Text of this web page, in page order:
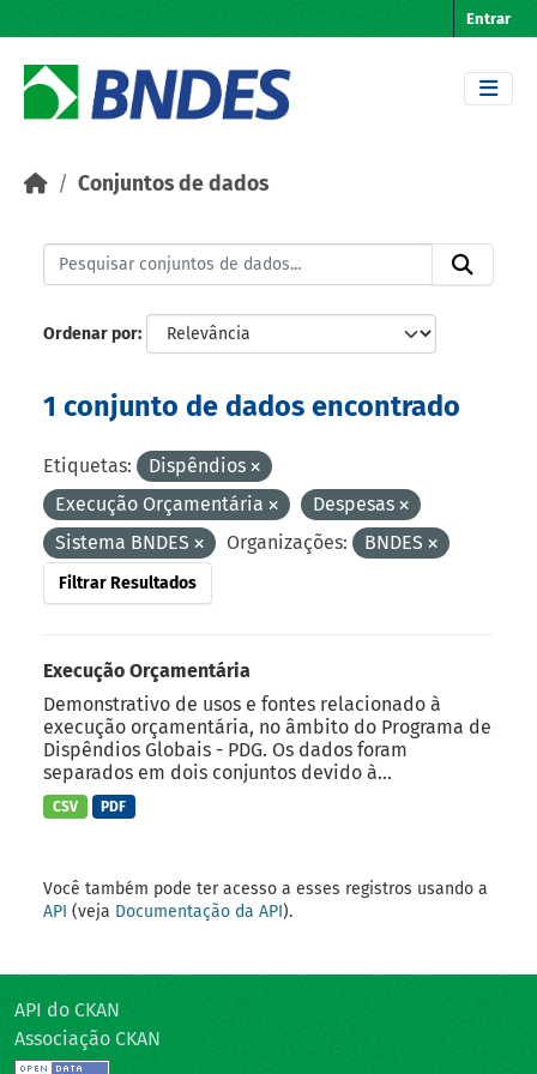
Entrar
Conjuntos de dados
Ordenar por
1 conjunto de dados encontrado
Etiquetas:
Dispêndios
Execução Orçamentária
Despesas
Sistema BNDES
Organizações: BNDES
Filtrar Resultados
Execução Orçamentária
Demonstrativo de usos e fontes relacionado à
execução orçamentária, no âmbito do Programa de
Dispêndios Globais - PDG. Os dados foram
separados em dois conjuntos devido à...
CSV PDF
Você também pode ter acesso a esses registros usando a
API (veja Documentação da API).
API do CKAN
Associação CKAN